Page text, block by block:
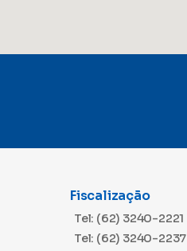
Fiscalização
Tel: (62) 3240-2221
Tel: (62) 3240-2237